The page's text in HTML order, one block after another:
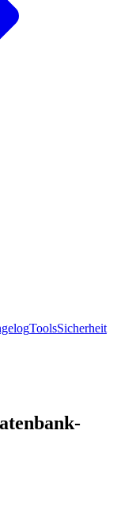
ToolsSicherheit